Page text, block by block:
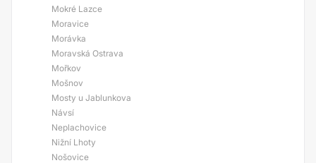
Mokré Lazce
Moravice
Morávka
Moravská Ostrava
Mořkov
Mošnov
Mosty u Jablunkova
Návsí
Neplachovice
Nižní Lhoty
Nošovice